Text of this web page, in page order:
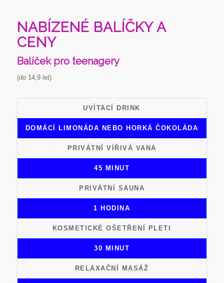
NABÍZENÉ BALÍČKY A
CENY
Balíček pro teenagery
(do 14,9 let)
UVÍTACÍ DRINK
DOMÁCÍ LIMONÁDA NEBO HORKÁ ČOKOLÁDA
PRIVÁTNÍ VÍŘIVÁ VANA
45 MINUT
PRIVÁTNÍ SAUNA
1 HODINA
KOSMETICKÉ OŠETŘENÍ PLETI
30 MINUT
RELAXAČNÍ MASÁŽ